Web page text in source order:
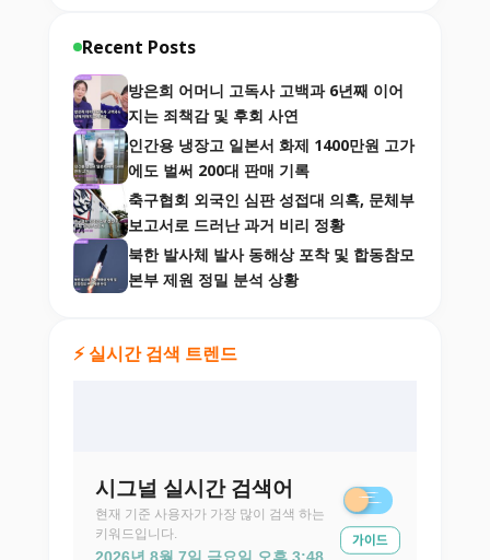
Recent Posts
방은희 어머니 고독사 고백과 6년째 이어
지는 죄책감 및 후회 사연
인간용 냉장고 일본서 화제 1400만원 고가
에도 벌써 200대 판매 기록
축구협회 외국인 심판 성접대 의혹, 문체부
보고서로 드러난 과거 비리 정황
북한 발사체 발사 동해상 포착 및 합동참모
본부 제원 정밀 분석 상황
⚡ 실시간 검색 트렌드